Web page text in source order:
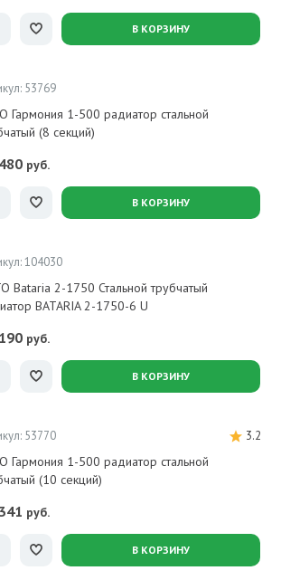
В КОРЗИНУ
53769
Гармония 1-500 радиатор стальной
(8 секций)
руб.
В КОРЗИНУ
104030
Bataria 2-1750 Стальной трубчатый
BATARIA 2-1750-6 U
руб.
В КОРЗИНУ
53770 3.2
Гармония 1-500 радиатор стальной
(10 секций)
руб.
В КОРЗИНУ